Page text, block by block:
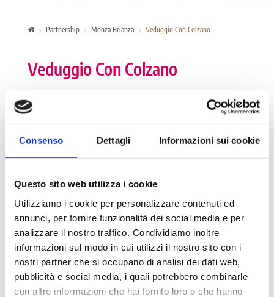
Consenso Dettagli Informazioni sui cookie
Questo sito web utilizza i cookie
Utilizziamo i cookie per personalizzare contenuti ed
annunci, per fornire funzionalità dei social media e per
analizzare il nostro traffico. Condividiamo inoltre
informazioni sul modo in cui utilizzi il nostro sito con i
nostri partner che si occupano di analisi dei dati web,
pubblicità e social media, i quali potrebbero combinarle
con altre informazioni che hai fornito loro o che hanno
Partnership Monza Brianza Veduggio Con Colzano
Veduggio Con Colzano
I numeri della Dote
Numero tutor: 2
Numero di tirocinanti storico: 3
Dettagli
Partita Iva: 00986070969